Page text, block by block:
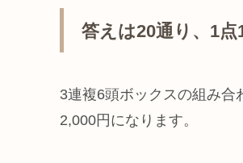
答えは20通り、1点
3連複6頭ボックスの組み合
2,000円になります。